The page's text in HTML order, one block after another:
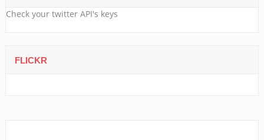
Check your twitter API's keys
FLICKR